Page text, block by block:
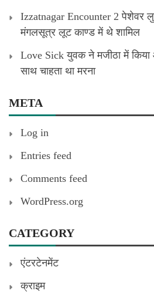
Izzatnagar Encounter 2 पेशेवर
मंगलसूत्र लूट काण्‍ड में थे शामिल
Love Sick युवक ने मजीठा में
साथ चाहता था मरना
META
Log in
Entries feed
Comments feed
WordPress.org
CATEGORY
एंटरटेनमेंट
क्राइम